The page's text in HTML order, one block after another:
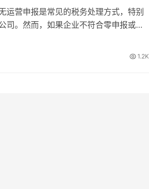
运营申报是常见的税务处理方式，特别
司。然而，如果企业不符合零申报或无
1.2K